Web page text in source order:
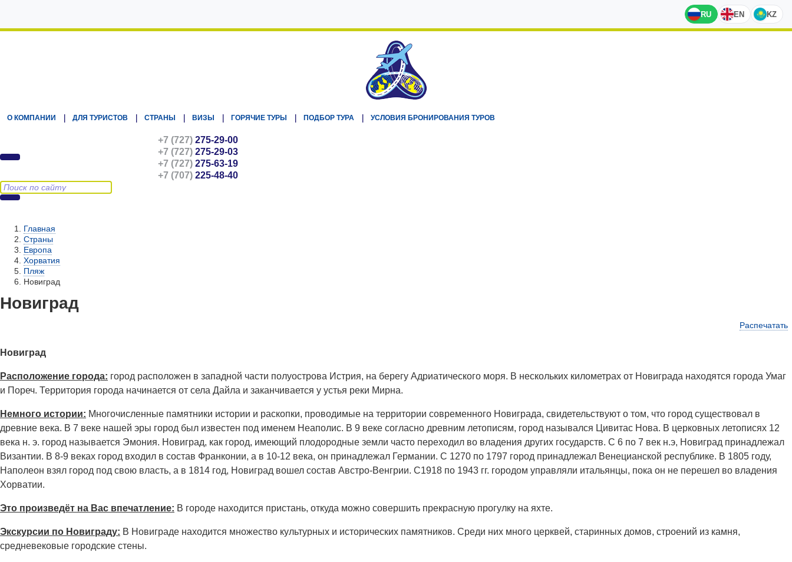
RU EN KZ
О КОМПАНИИ ДЛЯ ТУРИСТОВ СТРАНЫ ВИЗЫ ГОРЯЧИЕ ТУРЫ ПОДБОР ТУРА УСЛОВИЯ БРОНИРОВАНИЯ ТУРОВ
+7 (727) 275-29-00
+7 (727) 275-29-03
+7 (727) 275-63-19
+7 (707) 225-48-40
Главная
Страны
Европа
Хорватия
Пляж
Новиград
Новиград
Распечатать
Новиград
Расположение города: город расположен в западной части полуострова Истрия, на берегу Адриатического моря. В нескольких километрах от Новиграда находятся города Умаг
и Пореч. Территория города начинается от села Дайла и заканчивается у устья реки Мирна.
Немного истории: Многочисленные памятники истории и раскопки, проводимые на территории современного Новиграда, свидетельствуют о том, что город существовал в
древние века. В 7 веке нашей эры город был известен под именем Неаполис. В 9 веке согласно древним летописям, город назывался Цивитас Нова. В церковных летописях 12
века н. э. город называется Эмония. Новиград, как город, имеющий плодородные земли часто переходил во владения других государств. С 6 по 7 век н.э, Новиград принадлежал
Византии. В 8-9 веках город входил в состав Франконии, а в 10-12 века, он принадлежал Германии. С 1270 по 1797 город принадлежал Венецианской республике. В 1805 году,
Наполеон взял город под свою власть, а в 1814 год, Новиград вошел состав Австро-Венгрии. С1918 по 1943 гг. городом управляли итальянцы, пока он не перешел во владения
Хорватии.
Это произведёт на Вас впечатление: В городе находится пристань, откуда можно совершить прекрасную прогулку на яхте.
Экскурсии по Новиграду: В Новиграде находится множество культурных и исторических памятников. Среди них много церквей, старинных домов, строений из камня,
средневековые городские стены.